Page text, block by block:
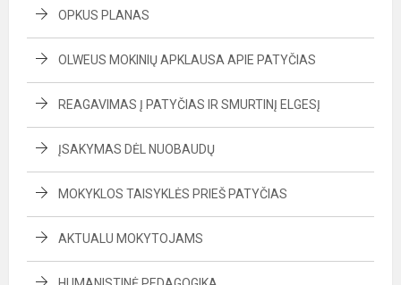
OPKUS PLANAS
OLWEUS MOKINIŲ APKLAUSA APIE PATYČIAS
REAGAVIMAS Į PATYČIAS IR SMURTINĮ ELGESĮ
ĮSAKYMAS DĖL NUOBAUDŲ
MOKYKLOS TAISYKLĖS PRIEŠ PATYČIAS
AKTUALU MOKYTOJAMS